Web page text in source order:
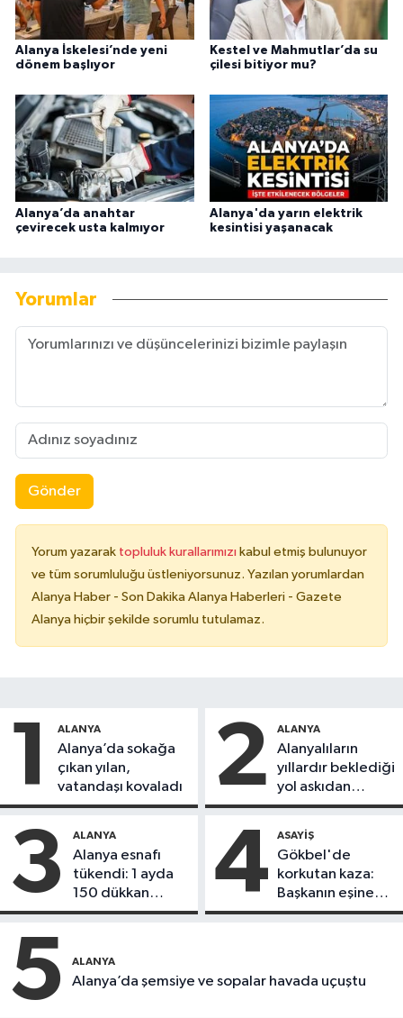
Alanya İskelesi’nde yeni
dönem başlıyor
Kestel ve Mahmutlar’da su
çilesi bitiyor mu?
Alanya’da anahtar
çevirecek usta kalmıyor
Alanya'da yarın elektrik
kesintisi yaşanacak
Yorumlar
Gönder
Yorum yazarak topluluk kurallarımızı kabul etmiş bulunuyor
ve tüm sorumluluğu üstleniyorsunuz. Yazılan yorumlardan
Alanya Haber - Son Dakika Alanya Haberleri - Gazete
Alanya hiçbir şekilde sorumlu tutulamaz.
1 ALANYA
Alanya’da sokağa
çıkan yılan,
vatandaşı kovaladı
2 ALANYA
Alanyalıların
yıllardır beklediği
yol askıdan
döndü
3 ALANYA
Alanya esnafı
tükendi: 1 ayda
150 dükkan
kapandı
4 ASAYIŞ
Gökbel'de
korkutan kaza:
Başkanın eşine
motosiklet çarptı
5 ALANYA
Alanya’da şemsiye ve sopalar havada uçuştu